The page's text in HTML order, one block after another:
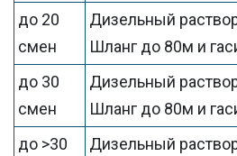
до 20
смен
Дизельный
Шланг до 80м и
до 30
смен
Дизельный
Шланг до 80м и
до >30
Дизельный